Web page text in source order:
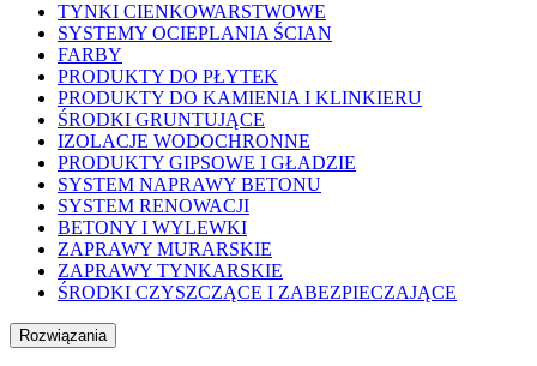
TYNKI CIENKOWARSTWOWE
SYSTEMY OCIEPLANIA ŚCIAN
FARBY
PRODUKTY DO PŁYTEK
PRODUKTY DO KAMIENIA I KLINKIERU
ŚRODKI GRUNTUJĄCE
IZOLACJE WODOCHRONNE
PRODUKTY GIPSOWE I GŁADZIE
SYSTEM NAPRAWY BETONU
SYSTEM RENOWACJI
BETONY I WYLEWKI
ZAPRAWY MURARSKIE
ZAPRAWY TYNKARSKIE
ŚRODKI CZYSZCZĄCE I ZABEZPIECZAJĄCE
Rozwiązania